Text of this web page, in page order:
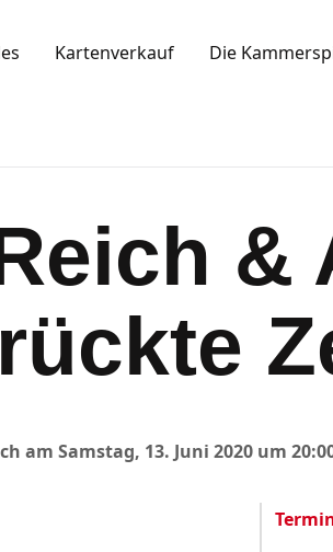
Kartenverkauf Die
&
am Samstag, 13. Juni 2020 um